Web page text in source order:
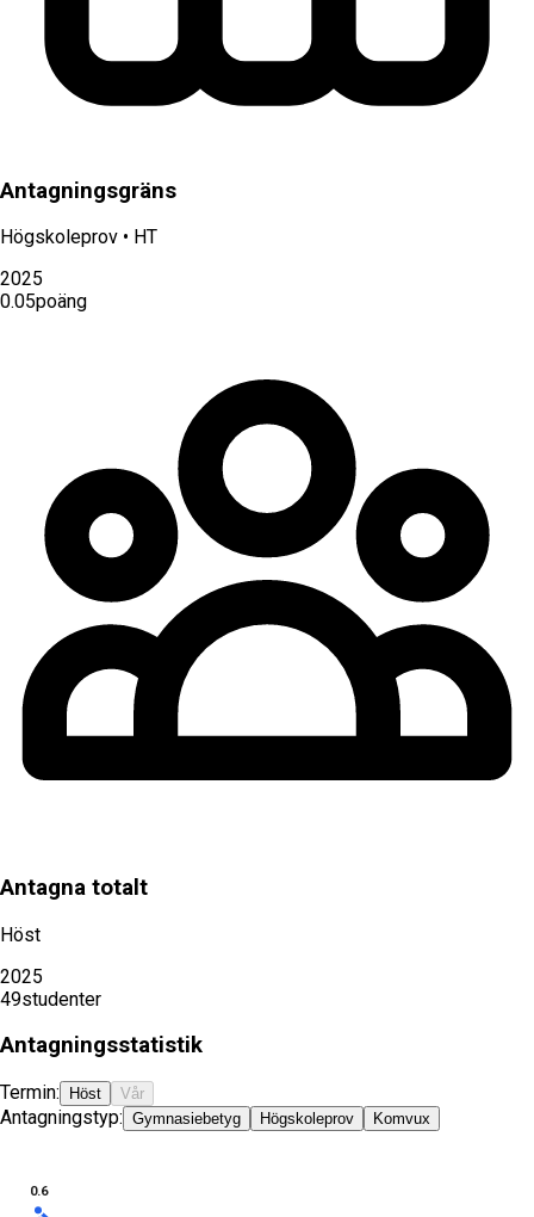
Antagningsgräns
Högskoleprov • HT
2025
0.05poäng
Antagna totalt
Höst
2025
49studenter
Antagningsstatistik
Termin: Höst Vår
Antagningstyp: Gymnasiebetyg Högskoleprov Komvux
0.6